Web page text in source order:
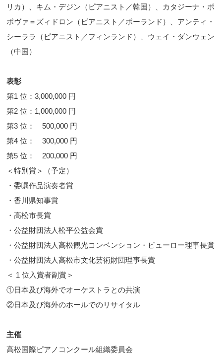
リカ）、キム・デジン（ピアニスト／韓国）、カタジーナ・ポ
ポヴァ＝ズィドロン（ピアニスト／ポーランド）、アンティ・
シーララ（ピアニスト／フィンランド）、ウェイ・ダンウェン
（中国）
表彰
第1 位：3,000,000 円
第2 位：1,000,000 円
第3 位： 500,000 円
第4 位： 300,000 円
第5 位： 200,000 円
＜特別賞＞（予定）
・委嘱作品演奏者賞
・香川県知事賞
・高松市長賞
・公益財団法人松平公益会賞
・公益財団法人高松観光コンベンション・ビューロー理事長賞
・公益財団法人高松市文化芸術財団理事長賞
＜ 1 位入賞者副賞＞
①日本及び海外でオーケストラとの共演
②日本及び海外のホールでのリサイタル
主催
高松国際ピアノコンクール組織委員会